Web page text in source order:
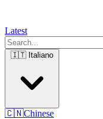
Latest
🇮🇹 Italiano
🇨🇳Chinese